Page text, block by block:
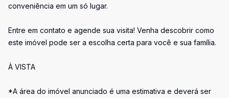
conveniência em um só lugar.
Entre em contato e agende sua visita! Venha descobrir como
este imóvel pode ser a escolha certa para você e sua família.
À VISTA
*A área do imóvel anunciado é uma estimativa e deverá ser